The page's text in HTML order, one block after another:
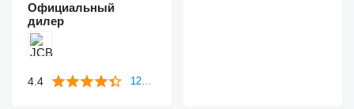
Официальный
дилер
4.4 125 отзывов